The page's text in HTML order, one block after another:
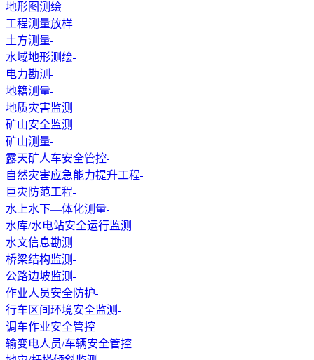
地形图测绘
工程测量放样
土方测量
水域地形测绘
电力勘测
地籍测量
地质灾害监测
矿山安全监测
矿山测量
露天矿人车安全管控
自然灾害应急能力提升工程
巨灾防范工程
水上水下—体化测量
水库/水电站安全运行监测
水文信息勘测
桥梁结构监测
公路边坡监测
作业人员安全防护
行车区间环境安全监测
调车作业安全管控
输变电人员/车辆安全管控